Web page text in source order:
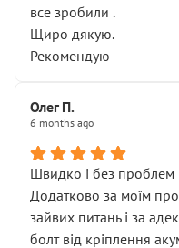
все зробили .
Щиро дякую.
Рекомендую
Олег П.
6 months ago
Швидко і без проблем
Додатково за моїм
зайвих питань і за
болт від кріплення